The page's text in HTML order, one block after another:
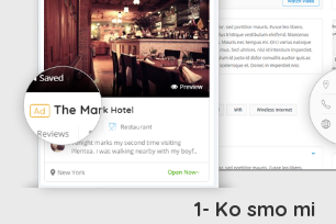
1- Ko smo mi